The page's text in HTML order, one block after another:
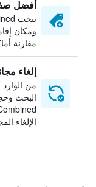
أفضل
ومكان
مقارنة
إلغاء
من
البحث
الإلغاء